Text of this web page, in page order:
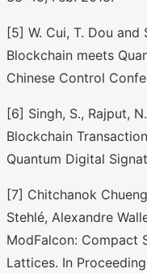
[5] W. Cui, T. Dou and
Blockchain meets
Chinese Control
[6] Singh, S., Rajput,
Blockchain
Quantum Digital
[7] Chitchanok
Stehlé, Alexandre
ModFalcon: Compact
Lattices. In